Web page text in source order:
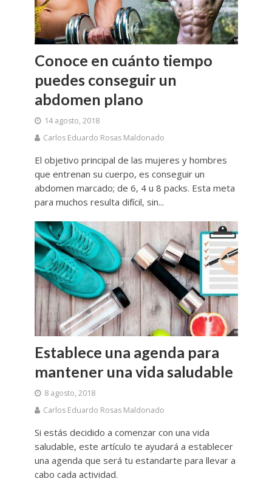
Conoce en cuánto tiempo
puedes conseguir un
abdomen plano
14 agosto, 2018
Carlos Eduardo Rosas Maldonado
El objetivo principal de las mujeres y hombres
que entrenan su cuerpo, es conseguir un
abdomen marcado; de 6, 4 u 8 packs. Esta meta
para muchos resulta difícil, sin...
Establece una agenda para
mantener una vida saludable
8 agosto, 2018
Carlos Eduardo Rosas Maldonado
Si estás decidido a comenzar con una vida
saludable, este artículo te ayudará a establecer
una agenda que será tu estandarte para llevar a
cabo cada actividad.